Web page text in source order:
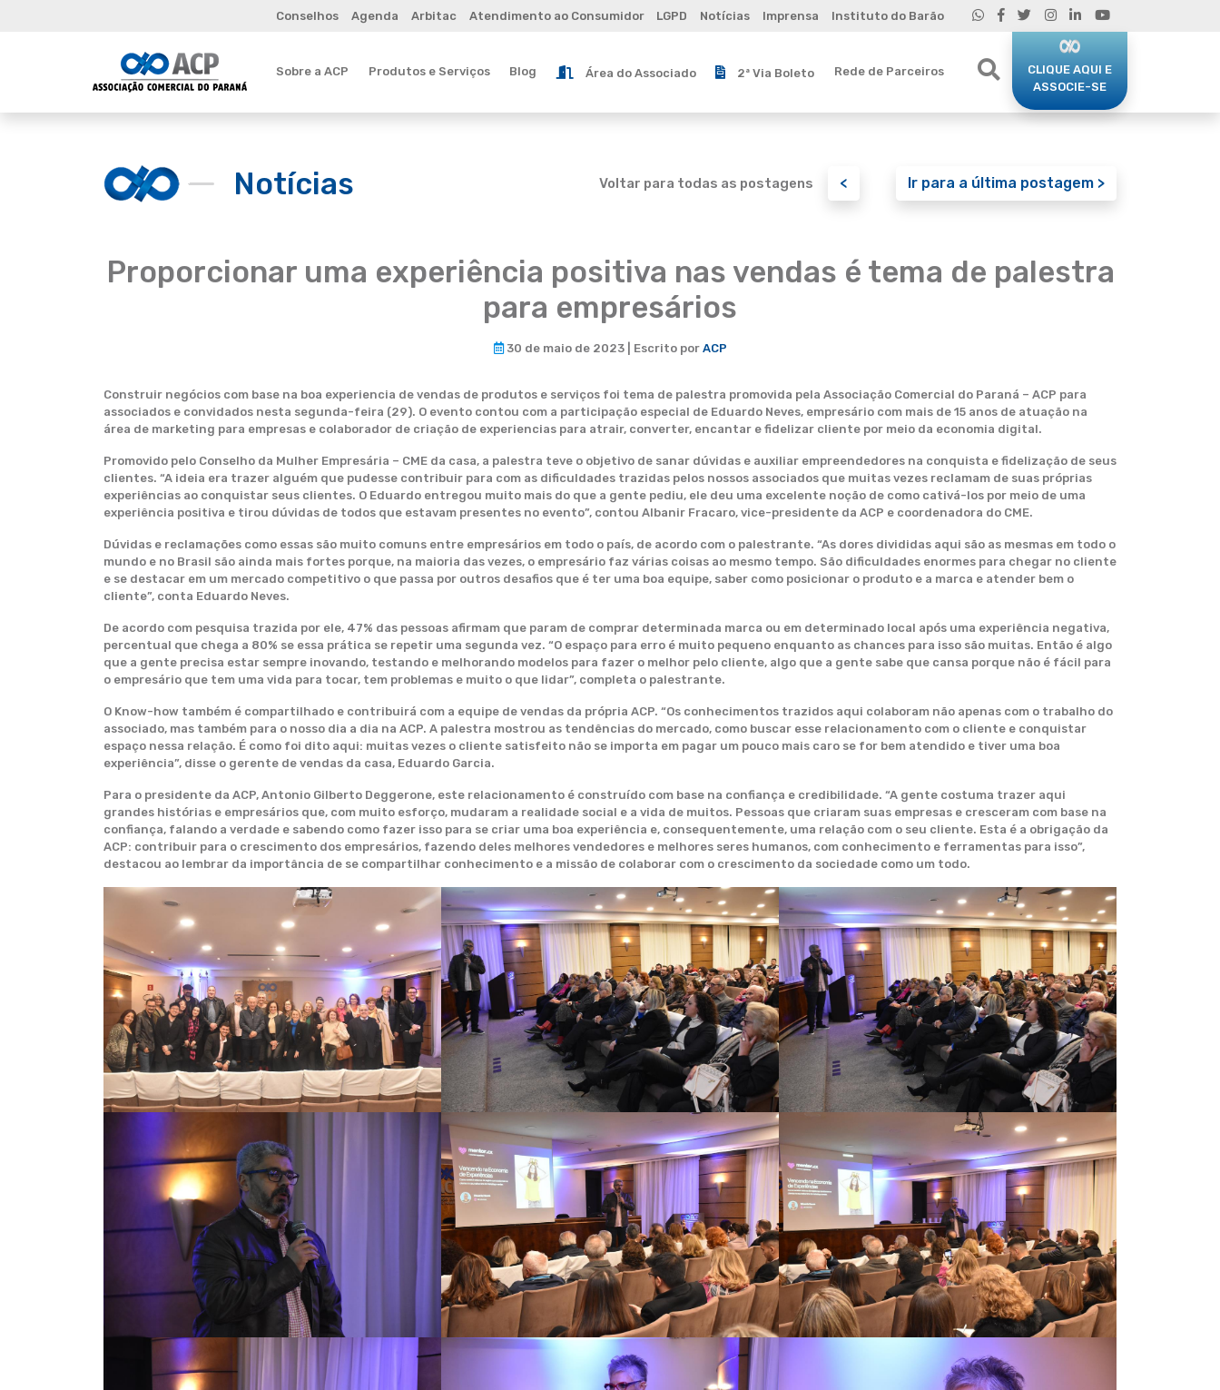
Conselhos Agenda Arbitac Atendimento ao Consumidor LGPD Notícias Imprensa Instituto do Barão
Sobre a ACP Produtos e Serviços Blog Área do Associado 2ª Via Boleto Rede de Parceiros
CLIQUE AQUI E
ASSOCIE-SE
Notícias Voltar para todas as postagens < Ir para a última postagem >
Proporcionar uma experiência positiva nas vendas é tema de palestra
para empresários
30 de maio de 2023 | Escrito por ACP
Construir negócios com base na boa experiencia de vendas de produtos e serviços foi tema de palestra promovida pela Associação Comercial do Paraná – ACP para
associados e convidados nesta segunda-feira (29). O evento contou com a participação especial de Eduardo Neves, empresário com mais de 15 anos de atuação na
área de marketing para empresas e colaborador de criação de experiencias para atrair, converter, encantar e fidelizar cliente por meio da economia digital.
Promovido pelo Conselho da Mulher Empresária – CME da casa, a palestra teve o objetivo de sanar dúvidas e auxiliar empreendedores na conquista e fidelização de seus
clientes. “A ideia era trazer alguém que pudesse contribuir para com as dificuldades trazidas pelos nossos associados que muitas vezes reclamam de suas próprias
experiências ao conquistar seus clientes. O Eduardo entregou muito mais do que a gente pediu, ele deu uma excelente noção de como cativá-los por meio de uma
experiência positiva e tirou dúvidas de todos que estavam presentes no evento”, contou Albanir Fracaro, vice-presidente da ACP e coordenadora do CME.
Dúvidas e reclamações como essas são muito comuns entre empresários em todo o país, de acordo com o palestrante. “As dores divididas aqui são as mesmas em todo o
mundo e no Brasil são ainda mais fortes porque, na maioria das vezes, o empresário faz várias coisas ao mesmo tempo. São dificuldades enormes para chegar no cliente
e se destacar em um mercado competitivo o que passa por outros desafios que é ter uma boa equipe, saber como posicionar o produto e a marca e atender bem o
cliente”, conta Eduardo Neves.
De acordo com pesquisa trazida por ele, 47% das pessoas afirmam que param de comprar determinada marca ou em determinado local após uma experiência negativa,
percentual que chega a 80% se essa prática se repetir uma segunda vez. “O espaço para erro é muito pequeno enquanto as chances para isso são muitas. Então é algo
que a gente precisa estar sempre inovando, testando e melhorando modelos para fazer o melhor pelo cliente, algo que a gente sabe que cansa porque não é fácil para
o empresário que tem uma vida para tocar, tem problemas e muito o que lidar”, completa o palestrante.
O Know-how também é compartilhado e contribuirá com a equipe de vendas da própria ACP. “Os conhecimentos trazidos aqui colaboram não apenas com o trabalho do
associado, mas também para o nosso dia a dia na ACP. A palestra mostrou as tendências do mercado, como buscar esse relacionamento com o cliente e conquistar
espaço nessa relação. É como foi dito aqui: muitas vezes o cliente satisfeito não se importa em pagar um pouco mais caro se for bem atendido e tiver uma boa
experiência”, disse o gerente de vendas da casa, Eduardo Garcia.
Para o presidente da ACP, Antonio Gilberto Deggerone, este relacionamento é construído com base na confiança e credibilidade. “A gente costuma trazer aqui
grandes histórias e empresários que, com muito esforço, mudaram a realidade social e a vida de muitos. Pessoas que criaram suas empresas e cresceram com base na
confiança, falando a verdade e sabendo como fazer isso para se criar uma boa experiência e, consequentemente, uma relação com o seu cliente. Esta é a obrigação da
ACP: contribuir para o crescimento dos empresários, fazendo deles melhores vendedores e melhores seres humanos, com conhecimento e ferramentas para isso”,
destacou ao lembrar da importância de se compartilhar conhecimento e a missão de colaborar com o crescimento da sociedade como um todo.